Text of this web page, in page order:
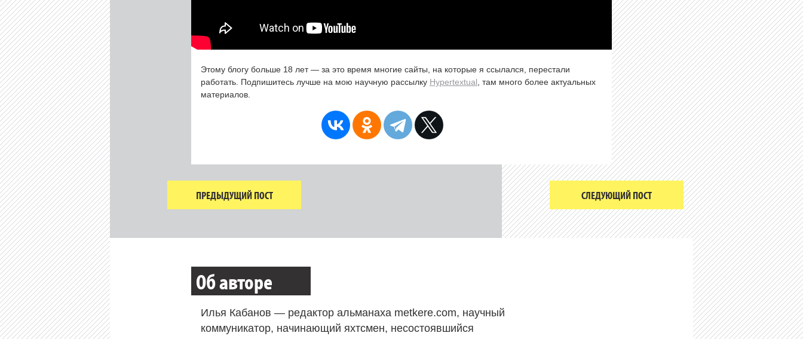
Этому блогу больше 18 лет — за это время многие сайты, на которые я ссылался, перестали
работать. Подпишитесь лучше на мою научную рассылку Hypertextual , там много более актуальных
материалов.
ПРЕДЫДУЩИЙ ПОСТ СЛЕДУЮЩИЙ ПОСТ
Об авторе
Илья Кабанов — редактор альманаха metkere.com, научный
коммуникатор, начинающий яхтсмен, несостоявшийся